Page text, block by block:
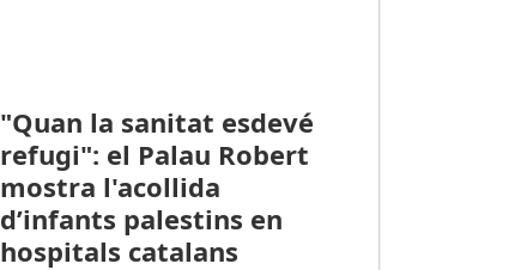
"Quan la sanitat esdevé
refugi": el Palau Robert
mostra l'acollida
d’infants palestins en
hospitals catalans